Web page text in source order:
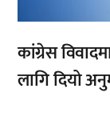
कांग्रेस
लागि दियो